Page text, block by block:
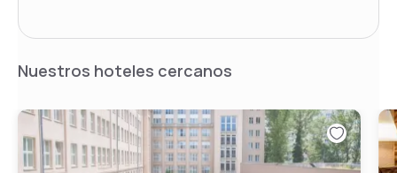
Nuestros hoteles cercanos